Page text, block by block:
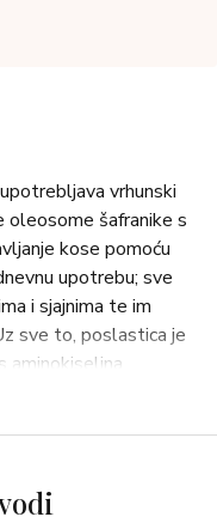
vrhunski
oleosome šafranike s
kose pomoću
upotrebu; sve
i sjajnima te im
sve to, poslastica je
aminokiselina
zavodljivim
oblikuje kovrče,